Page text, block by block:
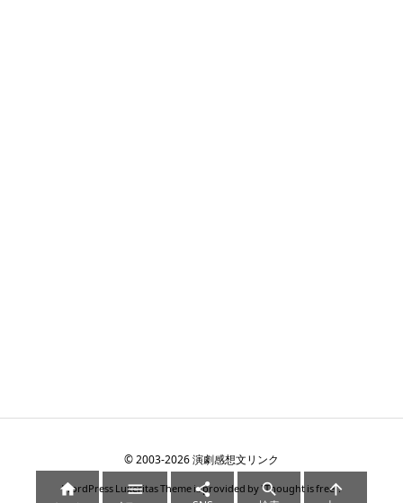
©2003-2026演劇感想文リンク
WordPress Luxeritas Theme is provided by "Thought is free".
    